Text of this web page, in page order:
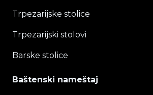
Trpezarijske stolice
Trpezarijski stolovi
Barske stolice
Baštenski nameštaj